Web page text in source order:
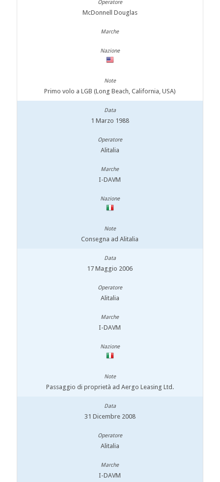
McDonnell Douglas
Primo volo a LGB (Long Beach, California, USA)
1 Marzo 1988
Alitalia
I-DAVM
Consegna ad Alitalia
17 Maggio 2006
Alitalia
I-DAVM
Passaggio di proprietà ad Aergo Leasing Ltd.
31 Dicembre 2008
Alitalia
I-DAVM